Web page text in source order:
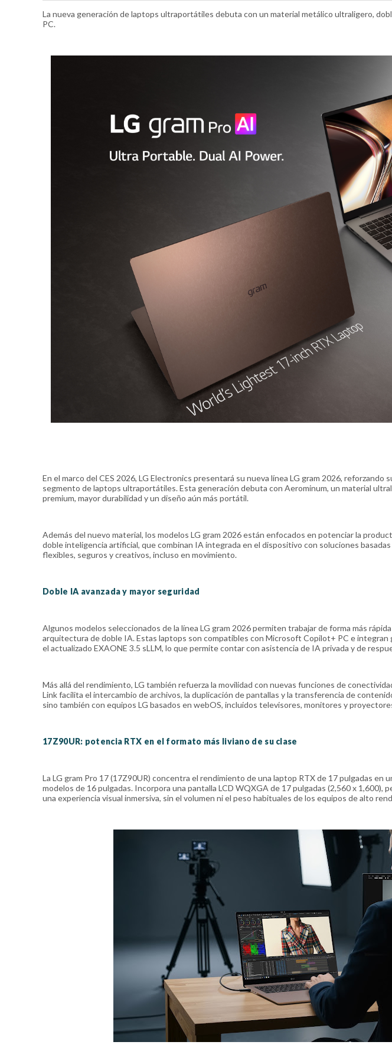
La nueva generación de laptops ultraportátiles debuta con un material metálico ultraligero,
PC.
En el marco del CES 2026, LG Electronics presentará su nueva línea LG gram 2026, reforzando
segmento de laptops ultraportátiles. Esta generación debuta con Aerominum, un material
premium, mayor durabilidad y un diseño aún más portátil.
Además del nuevo material, los modelos LG gram 2026 están enfocados en potenciar la
doble inteligencia artificial, que combinan IA integrada en el dispositivo con soluciones
flexibles, seguros y creativos, incluso en movimiento.
Doble IA avanzada y mayor seguridad
Algunos modelos seleccionados de la línea LG gram 2026 permiten trabajar de forma más
arquitectura de doble IA. Estas laptops son compatibles con Microsoft Copilot+ PC e integran
el actualizado EXAONE 3.5 sLLM, lo que permite contar con asistencia de IA privada y de
Más allá del rendimiento, LG también refuerza la movilidad con nuevas funciones de
Link facilita el intercambio de archivos, la duplicación de pantallas y la transferencia de
sino también con equipos LG basados en webOS, incluidos televisores, monitores y
17Z90UR: potencia RTX en el formato más liviano de su clase
La LG gram Pro 17 (17Z90UR) concentra el rendimiento de una laptop RTX de 17 pulgadas en
modelos de 16 pulgadas. Incorpora una pantalla LCD WQXGA de 17 pulgadas (2,560 x 1,600),
una experiencia visual inmersiva, sin el volumen ni el peso habituales de los equipos de alto